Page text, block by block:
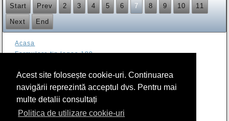
Acest site folosește cookie-uri. Continuarea
navigării reprezintă acceptul dvs. Pentru mai
multe detalii consultați
Politica de utilizare cookie-uri
Start
Prev 2 3 4 5 6 7 8 9 10 11
Next End
Acasa
Formulare tip legea 189
Arhiva
RIER
Program sală de lectură Biblioteca CSIER-WF